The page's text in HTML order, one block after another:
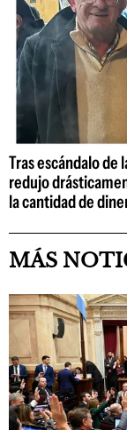
Tras escándalo
redujo
la cantidad de
MÁS